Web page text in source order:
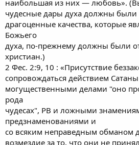
наибольшая из них — любовь».
чудесные дары духа должны были
драгоценные качества, которые
Божьего
духа, по-прежнему должны были
христиан.)
2 Фес. 2:9, 10 : «Присутствие
сопровождаться действием
могущественными делами "оно
рода
чудесах", РВ и ложными
предзнаменованиями и
со всяким неправедным
возмездие за то, что они не